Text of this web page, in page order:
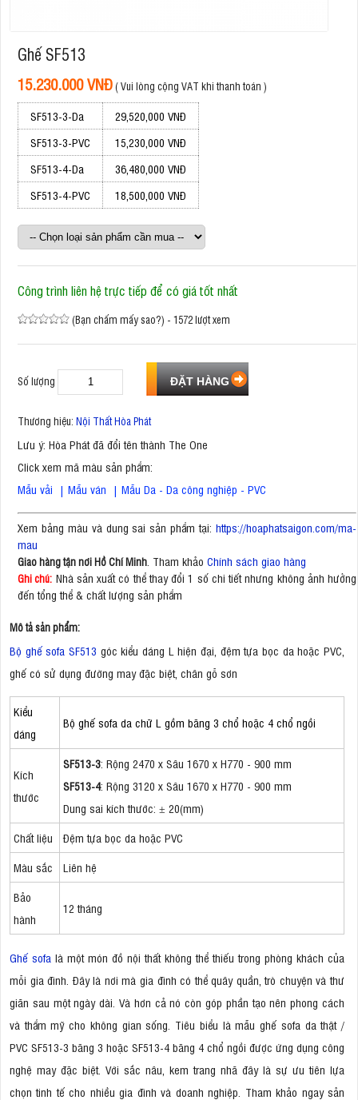
Ghế SF513
15.230.000 VNĐ( Vui lòng cộng VAT khi thanh toán )
SF513-3-Da
29,520,000 VNĐ
SF513-3-PVC
15,230,000 VNĐ
SF513-4-Da
36,480,000 VNĐ
SF513-4-PVC
18,500,000 VNĐ
Công trình liên hệ trực tiếp để có giá tốt nhất
(Bạn chấm mấy sao?) - 1572 lượt xem
Số lượng
Thương hiệu: Nội Thất Hòa Phát
Lưu ý: Hòa Phát đã đổi tên thành The One
Click xem mã màu sản phẩm:
Mẫu vải | Mẫu ván | Mẫu Da - Da công nghiệp - PVC
Xem bảng màu và dung sai sản phẩm tại: https://hoaphatsaigon.com/ma-
mau
Giao hàng tận nơi Hồ Chí Minh . Tham khảo Chính sách giao hàng
Ghi chú: Nhà sản xuất có thể thay đổi 1 số chi tiết nhưng không ảnh hưởng
đến tổng thể & chất lượng sản phẩm
Mô tả sản phẩm:
Bộ ghế sofa SF513 góc kiểu dáng L hiện đại, đệm tựa bọc da hoặc PVC,
ghế có sử dụng đường may đặc biệt, chân gỗ sơn
Kiểu
dáng
Bộ ghế sofa da chữ L gồm băng 3 chổ hoặc 4 chổ ngồi
Kích
thước
SF513-3: Rộng 2470 x Sâu 1670 x H770 - 900 mm
SF513-4: Rộng 3120 x Sâu 1670 x H770 - 900 mm
Dung sai kích thước: ± 20(mm)
Chất liệu
Đệm tựa bọc da hoặc PVC
Màu sắc
Liên hệ
Bảo
hành
12 tháng
Ghế sofa là một món đồ nội thất không thể thiếu trong phòng khách của
mỗi gia đình. Đây là nơi mà gia đình có thể quây quần, trò chuyện và thư
giãn sau một ngày dài. Và hơn cả nó còn góp phần tạo nên phong cách
và thẩm mỹ cho không gian sống. Tiêu biểu là mẫu ghế sofa da thật /
PVC SF513-3 băng 3 hoặc SF513-4 băng 4 chổ ngồi được ứng dụng công
nghệ may đặc biệt. Với sắc nâu, kem trang nhã đây là sự ưu tiên lựa
chọn tinh tế cho nhiều gia đình và doanh nghiệp. Tham khảo ngay sản